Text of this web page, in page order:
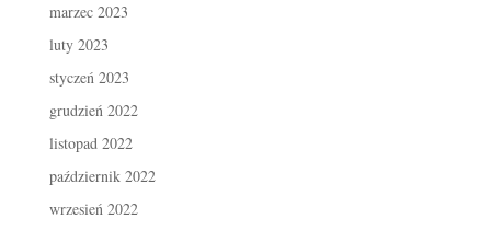
marzec 2023
luty 2023
styczeń 2023
grudzień 2022
listopad 2022
październik 2022
wrzesień 2022